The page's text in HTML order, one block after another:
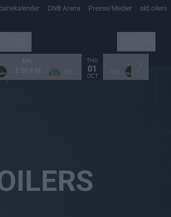
DNB Arena Presse/Medier old.oilers
THU
01
OCT